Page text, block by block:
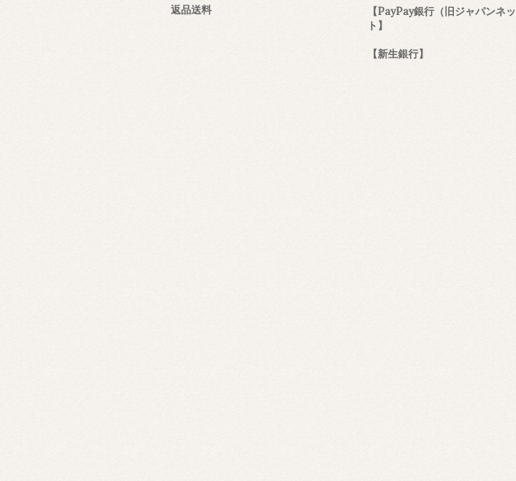
返品送料
【PayPay銀行（旧ジャパンネッ
ト】
【新生銀行】